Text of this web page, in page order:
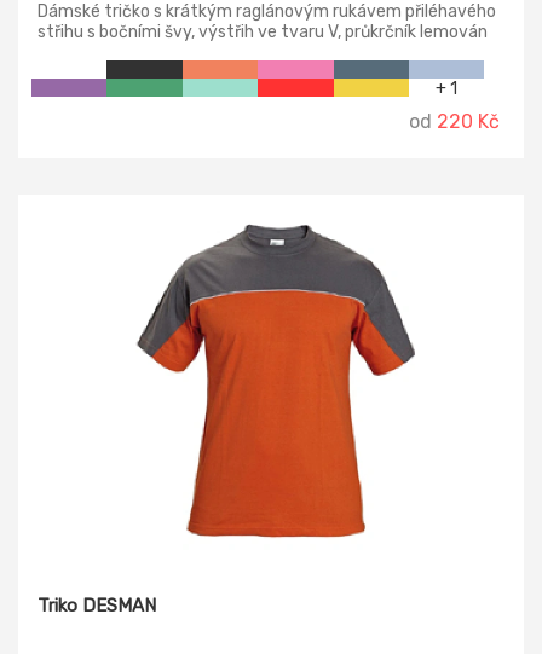
Dámské tričko s krátkým raglánovým rukávem přiléhavého
střihu s bočními švy, výstřih ve tvaru V, průkrčník lemován
+ 1
od 220 Kč
Triko DESMAN